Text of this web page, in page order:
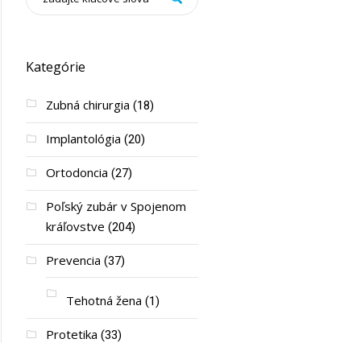
Kategórie
Zubná chirurgia (18)
Implantológia (20)
Ortodoncia (27)
Poľský zubár v Spojenom
kráľovstve (204)
Prevencia (37)
Tehotná žena (1)
Protetika (33)